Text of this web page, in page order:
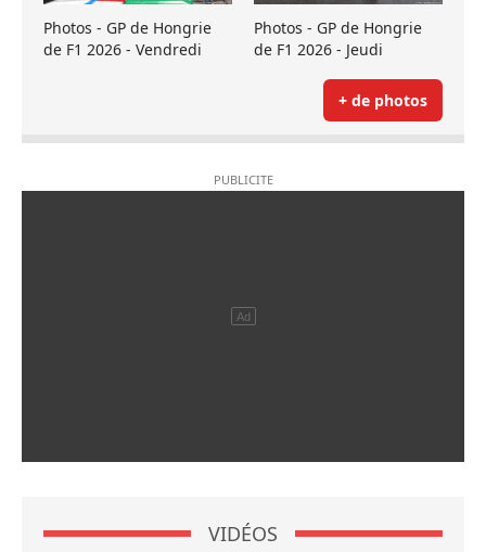
Photos - GP de Hongrie
de F1 2026 - Vendredi
Photos - GP de Hongrie
de F1 2026 - Jeudi
+ de photos
VIDÉOS